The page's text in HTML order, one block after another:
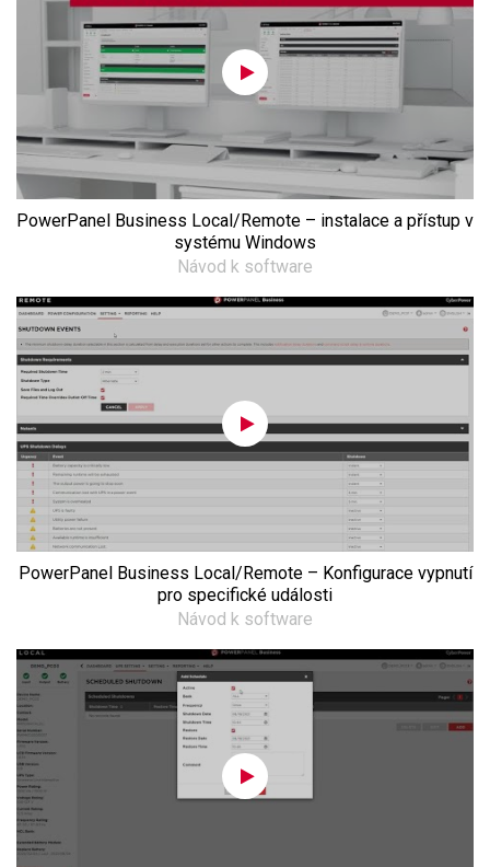
PowerPanel Business Local/Remote – instalace a přístup v
systému Windows
Návod k software
PowerPanel Business Local/Remote – Konfigurace vypnutí
pro specifické události
Návod k software